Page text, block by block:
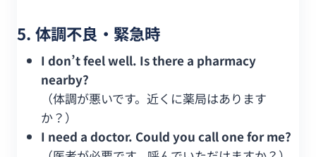
5. 体調不良・緊急時
I don’t feel well. Is there a pharmacy
nearby?
（体調が悪いです。近くに薬局はあります
か？）
I need a doctor. Could you call one for me?